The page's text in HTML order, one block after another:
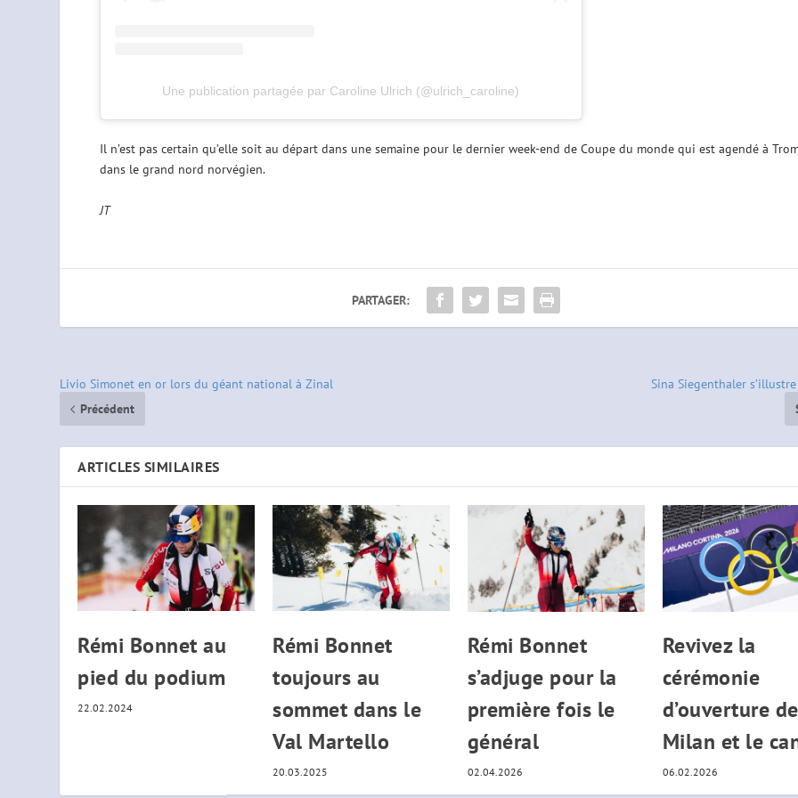
Une publication partagée par Caroline Ulrich (@ulrich_caroline)
Il n’est pas certain qu’elle soit au départ dans une semaine pour le dernier week-end de Coupe du monde qui est agendé à
dans le grand nord norvégien.
JT
PARTAGER:
Livio Simonet en or lors du géant national à Zinal
Précédent
Sina Siegenthaler
ARTICLES SIMILAIRES
Rémi Bonnet au
pied du podium
22.02.2024
Rémi Bonnet
toujours au
sommet dans le
Val Martello
20.03.2025
Rémi Bonnet
s’adjuge pour la
première fois le
général
02.04.2026
Revivez la
cérémonie
d’ouverture
Milan et le
06.02.2026